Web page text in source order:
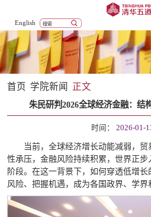
English
首页 学院新闻 正文
朱民研判2026全球经济金融：结
时间： 2026-01-
当前，全球经济增长动能减弱，
性承压，金融风险持续积累，世界正步
阶段。在这一背景下，如何穿透低增
风险、把握机遇，成为各国政界、学界